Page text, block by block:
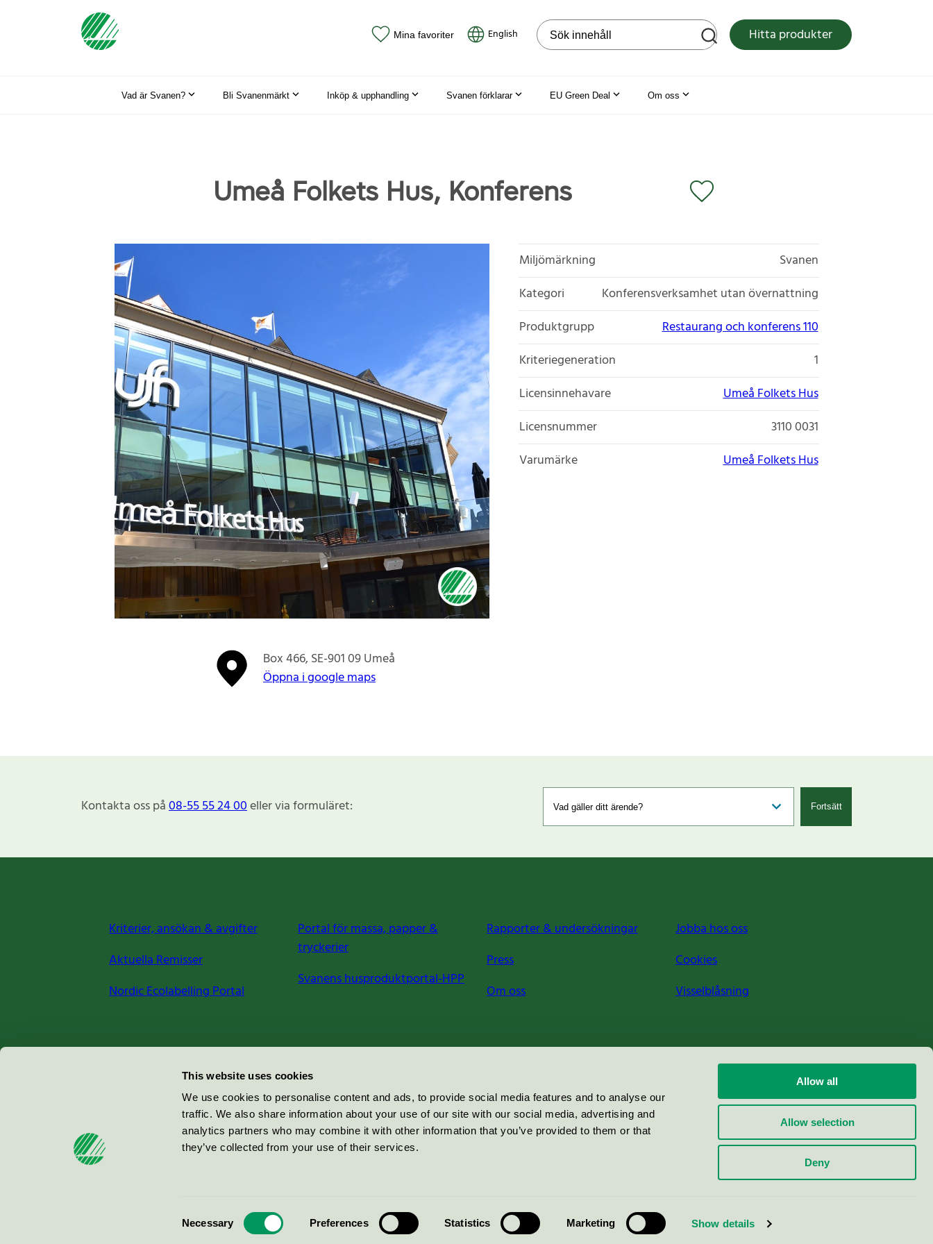
This website uses cookies
We use cookies to personalise content and ads, to provide social media features and to analyse our
traffic. We also share information about your use of our site with our social media, advertising and
analytics partners who may combine it with other information that you’ve provided to them or that
they’ve collected from your use of their services.
Necessary Preferences Statistics Marketing Show details
Allow all
Allow selection
Deny
Mina favoriter English Sök på webbplatsen Hitta produkter
Vad är Svanen? Bli Svanenmärkt Inköp & upphandling Svanen förklarar EU Green Deal Om oss
Umeå Folkets Hus, Konferens
Miljömärkning
Svanen
Kategori
Konferensverksamhet utan övernattning
Produktgrupp
Restaurang och konferens 110
Kriteriegeneration
1
Licensinnehavare
Umeå Folkets Hus
Licensnummer
3110 0031
Varumärke
Umeå Folkets Hus
Box 466 SE-901 09Umeå
Öppna i google maps
Kontakta oss på08-55 55 24 00eller via formuläret: Fortsätt
Kriterier, ansökan & avgifter
Aktuella Remisser
Nordic Ecolabelling Portal
Portal för massa, papper &
tryckerier
Svanens husproduktportal-HPP
Rapporter & undersökningar
Press
Om oss
Jobba hos oss
Cookies
Visselblåsning
Miljömärkning Sverige AB
100 64